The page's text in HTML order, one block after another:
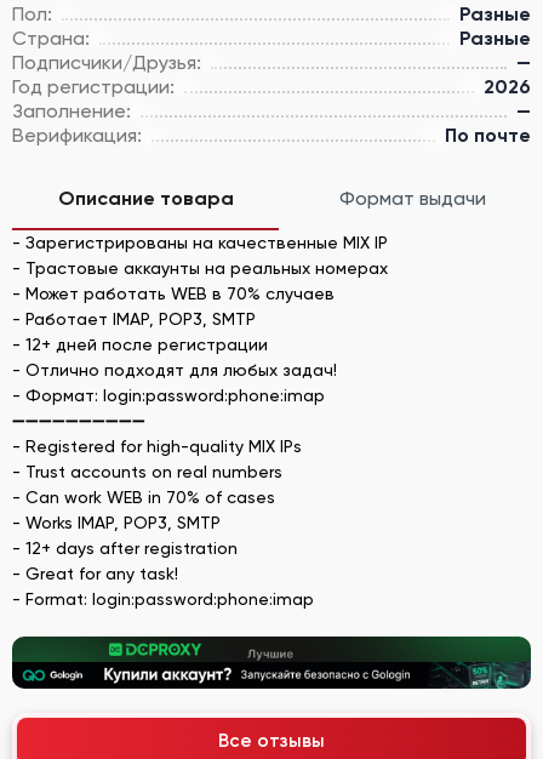
Пол:
Разные
Страна:
Разные
Подписчики/Друзья:
—
Год регистрации:
2026
Заполнение:
—
Верификация:
По почте
Описание товара Формат выдачи
- Зарегистрированы на качественные MIX IP
- Трастовые аккаунты на реальных номерах
- Может работать WEB в 70% случаев
- Работает IMAP, POP3, SMTP
- 12+ дней после регистрации
- Отлично подходят для любых задач!
- Формат: login:password:phone:imap
➖➖➖➖➖➖➖➖➖➖
- Registered for high-quality MIX IPs
- Trust accounts on real numbers
- Can work WEB in 70% of cases
- Works IMAP, POP3, SMTP
- 12+ days after registration
- Great for any task!
- Format: login:password:phone:imap
Все отзывы